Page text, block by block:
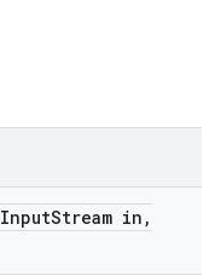
InputStream in ,